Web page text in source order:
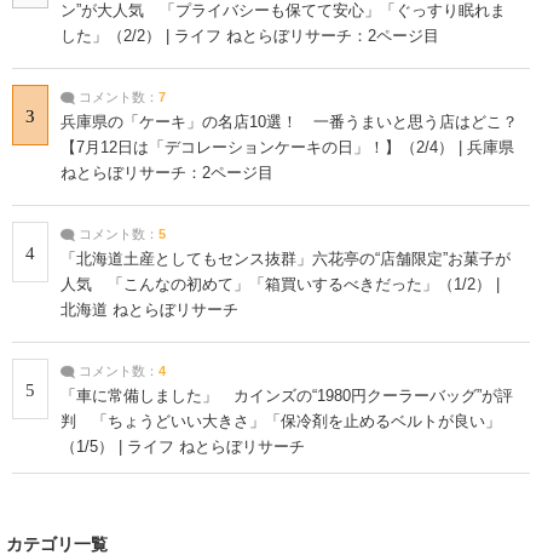
ン”が大人気 「プライバシーも保てて安心」「ぐっすり眠れま
した」（2/2） | ライフ ねとらぼリサーチ：2ページ目
3
コメント数： 7
兵庫県の「ケーキ」の名店10選！ 一番うまいと思う店はどこ？
【7月12日は「デコレーションケーキの日」！】（2/4） | 兵庫県
ねとらぼリサーチ：2ページ目
4
コメント数： 5
「北海道土産としてもセンス抜群」六花亭の“店舗限定”お菓子が
人気 「こんなの初めて」「箱買いするべきだった」（1/2） |
北海道 ねとらぼリサーチ
5
コメント数： 4
「車に常備しました」 カインズの“1980円クーラーバッグ”が評
判 「ちょうどいい大きさ」「保冷剤を止めるベルトが良い」
（1/5） | ライフ ねとらぼリサーチ
カテゴリ一覧